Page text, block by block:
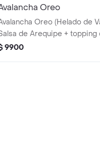
Oreo
Oreo (Helado de
de Arequipe + topping
9900